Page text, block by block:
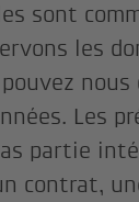
sont
les
Les
partie
contrat,